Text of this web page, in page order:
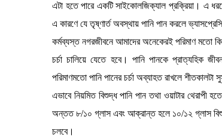
এটা হতে পারে একটি সাইকোলজিক্যাল প্রক্রিয়া। এ
এ কারণে যে তৃষ্ণার্ত অবস্থায় পানি পান করলে
কর্মব্যস্ত নগরজীবনে আমাদের অনেকেরই পরিমাণ মতো
চর্চা চালিয়ে যেতে হবে। পানি পানকে প্রাত্যহিক
পরিমাণমতো পানি পানের চর্চা অব্যাহত রাখলে শীতকালটা
এভাবে নিয়মিত বিশুদ্ধ পানি পান তথা ওয়াটার
অন্তত ৮/১০ গ্লাস এবং আক্রান্ত হলে ১০/১২ গ্লাস
চলবে।